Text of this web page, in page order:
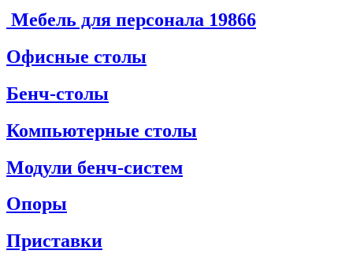
Мебель для персонала 19866
Офисные столы
Бенч-столы
Компьютерные столы
Модули бенч-систем
Опоры
Приставки